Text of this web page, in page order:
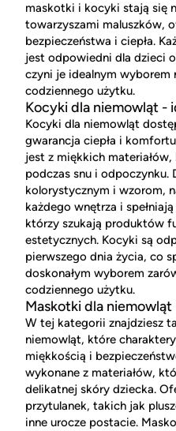
maskotki i kocyki stają się
towarzyszami maluszków,
bezpieczeństwa i ciepła.
jest odpowiedni dla dzieci
czyni je idealnym wyborem
codziennego użytku.
Kocyki dla niemowląt -
Kocyki dla niemowląt
gwarancja ciepła i
jest z miękkich
podczas snu i odpoczynku.
kolorystycznym i wzorom,
każdego wnętrza i
którzy szukają produktów
estetycznych. Kocyki są
pierwszego dnia życia, co
doskonałym wyborem
codziennego użytku.
Maskotki dla
W tej kategorii znajdziesz
niemowląt, które
miękkością i
wykonane z materiałów,
delikatnej skóry dziecka.
przytulanek, takich jak
inne urocze postacie.